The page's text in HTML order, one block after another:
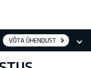
VÕTA ÜHENDUST